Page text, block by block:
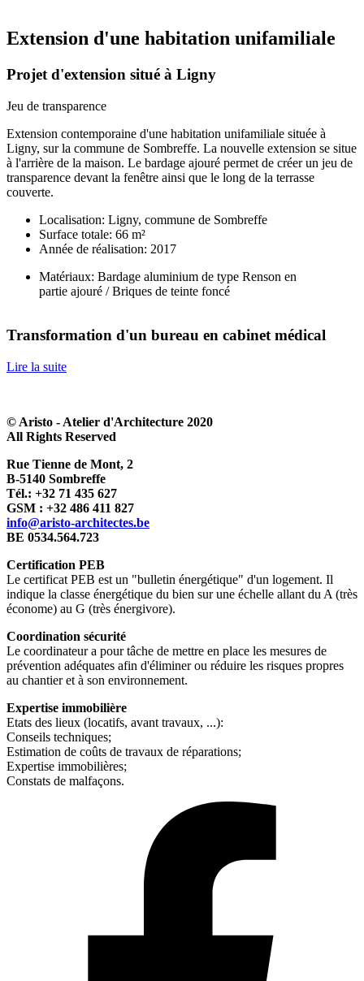
d'Ariane
Extension d'une habitation unifamiliale
Projet d'extension situé à Ligny
Jeu de transparence
Extension contemporaine d'une habitation unifamiliale située à
Ligny, sur la commune de Sombreffe. La nouvelle extension se situe
à l'arrière de la maison. Le bardage ajouré permet de créer un jeu de
transparence devant la fenêtre ainsi que le long de la terrasse
couverte.
Localisation: Ligny, commune de Sombreffe
Surface totale: 66 m²
Année de réalisation: 2017
Matériaux: Bardage aluminium de type Renson en
partie ajouré / Briques de teinte foncé
Transformation d'un bureau en cabinet médical
Lire la suite
© Aristo - Atelier d'Architecture 2020
All Rights Reserved
Rue Tienne de Mont, 2
B-5140 Sombreffe
Tél.: +32 71 435 627
GSM : +32 486 411 827
info@aristo-architectes.be
BE 0534.564.723
Certification PEB
Le certificat PEB est un "bulletin énergétique" d'un logement. Il
indique la classe énergétique du bien sur une échelle allant du A (très
économe) au G (très énergivore).
Coordination sécurité
Le coordinateur a pour tâche de mettre en place les mesures de
prévention adéquates afin d'éliminer ou réduire les risques propres
au chantier et à son environnement.
Expertise immobilière
Etats des lieux (locatifs, avant travaux, ...):
Conseils techniques;
Estimation de coûts de travaux de réparations;
Expertise immobilières;
Constats de malfaçons.